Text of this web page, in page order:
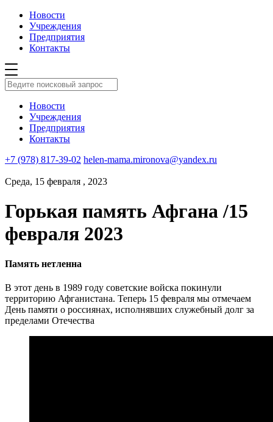
Новости
Учреждения
Предприятия
Контакты
Новости
Учреждения
Предприятия
Контакты
+7 (978) 817-39-02 helen-mama.mironova@yandex.ru
Среда, 15 февраля , 2023
Горькая память Афгана /15
февраля 2023
Память нетленна
В этот день в 1989 году советские войска покинули
территорию Афганистана. Теперь 15 февраля мы отмечаем
День памяти о россиянах, исполнявших служебный долг за
пределами Отечества